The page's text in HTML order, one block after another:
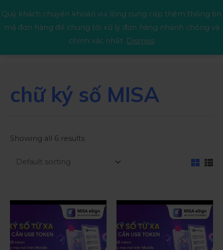
chữ ký số MISA
Showing all 6 results
Quý khách chuyển khoản vui lòng cung cấp thêm thông tin
mã đơn hàng để chung tôi xử lý đơn hàng nhanh chóng và
chính xác nhất. Dismiss